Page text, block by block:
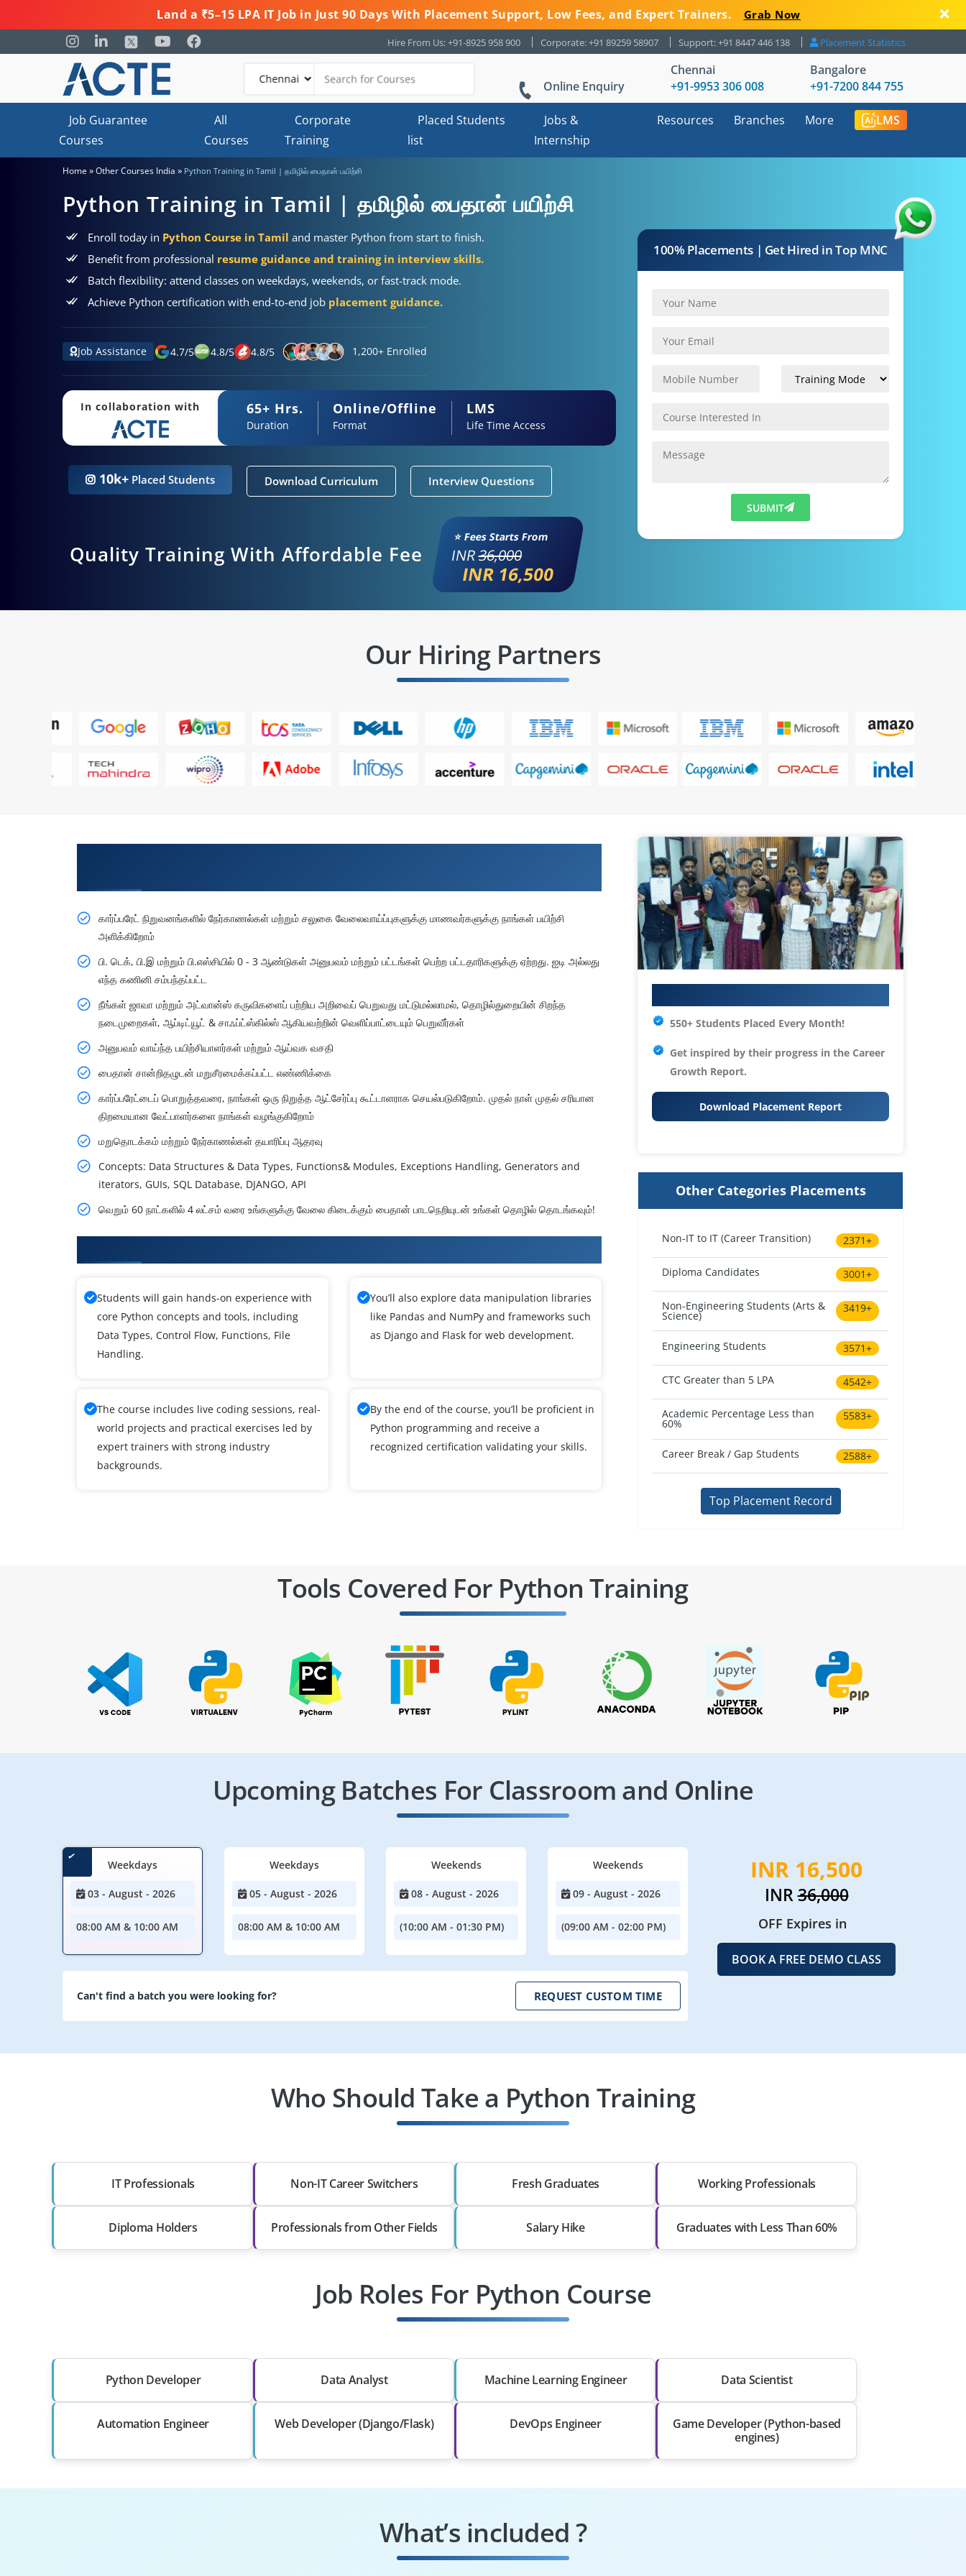
Land a ₹5–15 LPA IT Job in Just 90 Days With Placement Support, Low Fees, and Expert Trainers. Grab Now
Hire From Us: +91-8925 958 900 Corporate: +91 89259 58907 Support: +91 8447 446 138 Placement Statistics
Online Enquiry
Chennai
+91-9953 306 008
Bangalore
+91-7200 844 755
Job Guarantee
Courses
All
Courses
Corporate
Training
Placed Students
list
Jobs &
Internship
Resources Branches More LMS
Home »Other Courses India » Python Training in Tamil | தமிழில் பைதான் பயிற்சி
Python Training in Tamil | தமிழில் பைதான் பயிற்சி
Enroll today in Python Course in Tamil and master Python from start to finish.
Benefit from professional resume guidance and training in interview skills.
Batch flexibility: attend classes on weekdays, weekends, or fast-track mode.
Achieve Python certification with end-to-end job placement guidance.
Job Assistance 4.7/5 4.8/5 4.8/5 1,200+ Enrolled
In collaboration with 65+ Hrs.
Duration
Online/Offline
Format
LMS
Life Time Access
10k+ Placed Students Download Curriculum Interview Questions
Quality Training With Affordable Fee
⭐ Fees Starts From
INR36,000
INR 16,500
100% Placements | Get Hired in Top MNC
SUBMIT
Our Hiring Partners
கார்ப்பரேட் நிறுவனங்களில் நேர்காணல்கள் மற்றும் சலுகை வேலைவாய்ப்புகளுக்கு மாணவர்களுக்கு நாங்கள் பயிற்சி
அளிக்கிறோம்
பி. டெக், பி.இ மற்றும் பி.எஸ்சியில் 0 - 3 ஆண்டுகள் அனுபவம் மற்றும் பட்டங்கள் பெற்ற பட்டதாரிகளுக்கு ஏற்றது. ஐடி அல்லது
எந்த கணினி சம்பந்தப்பட்ட
நீங்கள் ஜாவா மற்றும் அட்வான்ஸ் கருவிகளைப் பற்றிய அறிவைப் பெறுவது மட்டுமல்லாமல், தொழில்துறையின் சிறந்த
நடைமுறைகள், ஆப்டிட்யூட் & சாஃப்ட்ஸ்கில்ஸ் ஆகியவற்றின் வெளிப்பாட்டையும் பெறுவீர்கள்
அனுபவம் வாய்ந்த பயிற்சியாளர்கள் மற்றும் ஆய்வக வசதி
பைதான் சான்றிதழுடன் மறுசீரமைக்கப்பட்ட எண்ணிக்கை
கார்ப்பரேட்டைப் பொறுத்தவரை, நாங்கள் ஒரு நிறுத்த ஆட்சேர்ப்பு கூட்டாளராக செயல்படுகிறோம். முதல் நாள் முதல் சரியான
திறமையான வேட்பாளர்களை நாங்கள் வழங்குகிறோம்
மறுதொடக்கம் மற்றும் நேர்காணல்கள் தயாரிப்பு ஆதரவு
Concepts: Data Structures & Data Types, Functions& Modules, Exceptions Handling, Generators and
iterators, GUIs, SQL Database, DJANGO, API
வெறும் 60 நாட்களில் 4 லட்சம் வரை உங்களுக்கு வேலை கிடைக்கும் பைதான் பாடநெறியுடன் உங்கள் தொழில் தொடங்கவும்!
Students will gain hands-on experience with
core Python concepts and tools, including
Data Types, Control Flow, Functions, File
Handling.
You’ll also explore data manipulation libraries
like Pandas and NumPy and frameworks such
as Django and Flask for web development.
The course includes live coding sessions, real-
world projects and practical exercises led by
expert trainers with strong industry
backgrounds.
By the end of the course, you’ll be proficient in
Python programming and receive a
recognized certification validating your skills.
550+ Students Placed Every Month!
Get inspired by their progress in the Career
Growth Report.
Download Placement Report
Other Categories Placements
Non-IT to IT (Career Transition) 2371+
Diploma Candidates 3001+
Non-Engineering Students (Arts &
Science)
3419+
Engineering Students 3571+
CTC Greater than 5 LPA 4542+
Academic Percentage Less than
60%
5583+
Career Break / Gap Students 2588+
Top Placement Record
Tools Covered For Python Training
Upcoming Batches For Classroom and Online
Weekdays
03 - August - 2026
08:00 AM & 10:00 AM
Weekdays
05 - August - 2026
08:00 AM & 10:00 AM
Weekends
08 - August - 2026
(10:00 AM - 01:30 PM)
Weekends
09 - August - 2026
(09:00 AM - 02:00 PM)
Can't find a batch you were looking for? REQUEST CUSTOM TIME
INR 16,500
INR36,000
OFF Expires in
BOOK A FREE DEMO CLASS
Who Should Take a Python Training
IT Professionals Non-IT Career Switchers Fresh Graduates Working Professionals
Diploma Holders Professionals from Other Fields Salary Hike Graduates with Less Than 60%
Job Roles For Python Course
Python Developer Data Analyst Machine Learning Engineer Data Scientist
Automation Engineer Web Developer (Django/Flask) DevOps Engineer
Game Developer (Python-based
engines)
What’s included ?